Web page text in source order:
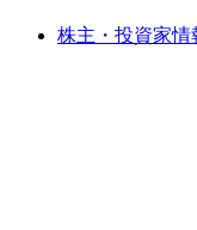
株主・投資家情